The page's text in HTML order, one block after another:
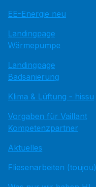
EE-Energie neu
Landingpage
Wärmepumpe
Landingpage
Badsanierung
Klima & Lüftung - hissu
Vorgaben für Vaillant
Kompetenzpartner
Aktuelles
Fliesenarbeiten (toujou)